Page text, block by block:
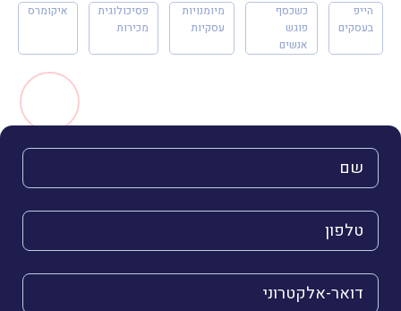
הייפ
בעסקים
כשכסף
פוגש
אנשים
מיומנויות
עסקיות
פסיכולוגית
מכירות
איקומרס
השם שלך (חובה)
הטלפון שלך (חובה)
הדואר האלקטרוני שלך (חובה)